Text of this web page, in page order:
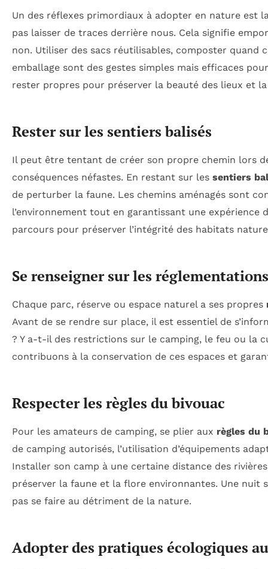
Un des réflexes primordiaux à adopter en nature est
pas laisser de traces derrière nous. Cela signifie
non. Utiliser des sacs réutilisables, composter quand
emballage sont des gestes simples mais efficaces
rester propres pour préserver la beauté des lieux et
Rester sur les sentiers balisés
Il peut être tentant de créer son propre chemin lors
conséquences néfastes. En restant sur les sentiers
de perturber la faune. Les chemins aménagés sont
l’environnement tout en garantissant une expérience
parcours pour préserver l’intégrité des habitats
Se renseigner sur les
Chaque parc, réserve ou espace naturel a ses propres
Avant de se rendre sur place, il est essentiel de
? Y a-t-il des restrictions sur le camping, le feu ou la
contribuons à la conservation de ces espaces et
Respecter les règles du bivouac
Pour les amateurs de camping, se plier aux règles du
de camping autorisés, l’utilisation d’équipements
Installer son camp à une certaine distance des
préserver la faune et la flore environnantes. Une nuit
pas se faire au détriment de la nature.
Adopter des pratiques écologiques